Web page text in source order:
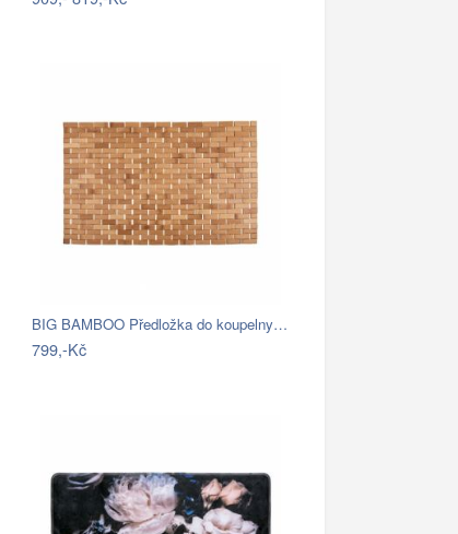
BIG BAMBOO Předložka do koupelny…
799,-Kč